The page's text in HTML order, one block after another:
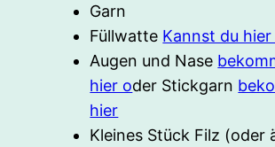
Garn
Füllwatte Kannst du
Augen und Nase
hier oder Stickgarn
hier
Kleines Stück Filz (oder